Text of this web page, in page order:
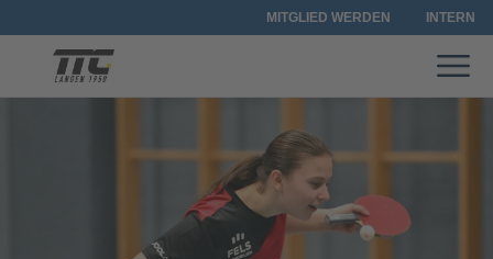
MITGLIED WERDEN INTERN